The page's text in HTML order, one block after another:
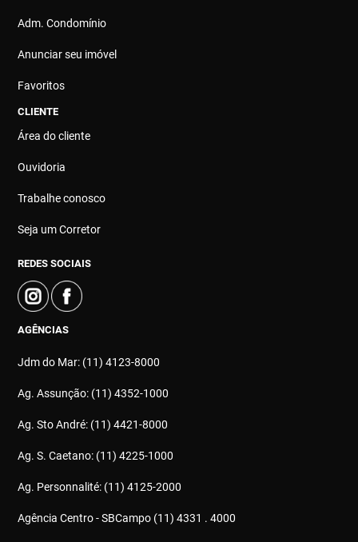
Adm. Condomínio
Anunciar seu imóvel
Favoritos
CLIENTE
Área do cliente
Ouvidoria
Trabalhe conosco
Seja um Corretor
REDES SOCIAIS
AGÊNCIAS
Jdm do Mar: (11) 4123-8000
Ag. Assunção: (11) 4352-1000
Ag. Sto André: (11) 4421-8000
Ag. S. Caetano: (11) 4225-1000
Ag. Personnalité: (11) 4125-2000
Agência Centro - SBCampo (11) 4331 . 4000